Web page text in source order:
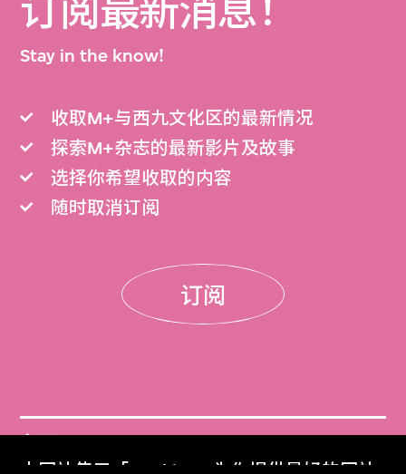
订阅最新消息！
Stay in the know!
收取M+与西九文化区的最新情况
探索M+杂志的最新影片及故事
选择你希望收取的内容
随时取消订阅
订阅
门票